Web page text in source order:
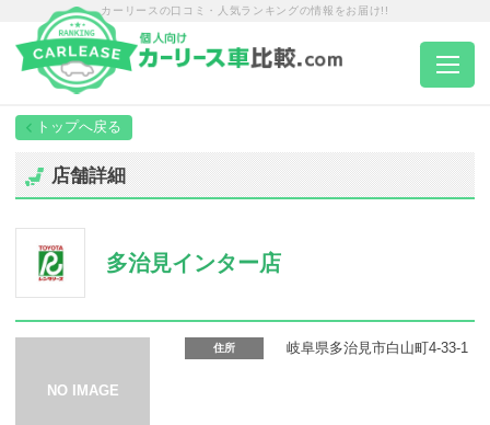
カーリースの口コミ・人気ランキングの情報をお届け!!
トップページ
エリア別ランキング
店舗詳細
多治見インター店
住所 岐阜県多治見市白山町4-33-1